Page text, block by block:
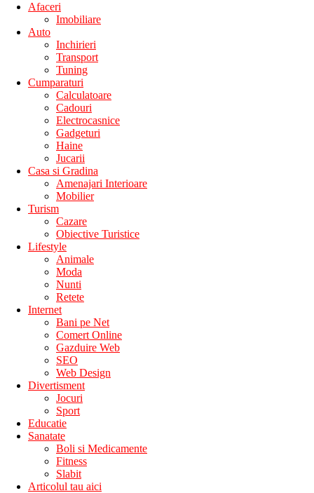
Afaceri
Imobiliare
Auto
Inchirieri
Transport
Tuning
Cumparaturi
Calculatoare
Cadouri
Electrocasnice
Gadgeturi
Haine
Jucarii
Casa si Gradina
Amenajari Interioare
Mobilier
Turism
Cazare
Obiective Turistice
Lifestyle
Animale
Moda
Nunti
Retete
Internet
Bani pe Net
Comert Online
Gazduire Web
SEO
Web Design
Divertisment
Jocuri
Sport
Educatie
Sanatate
Boli si Medicamente
Fitness
Slabit
Articolul tau aici